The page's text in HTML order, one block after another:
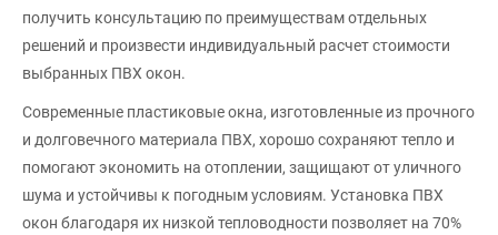
получить консультацию по преимуществам отдельных
решений и произвести индивидуальный расчет стоимости
выбранных ПВХ окон.
Современные пластиковые окна, изготовленные из прочного
и долговечного материала ПВХ, хорошо сохраняют тепло и
помогают экономить на отоплении, защищают от уличного
шума и устойчивы к погодным условиям. Установка ПВХ
окон благодаря их низкой тепловодности позволяет на 70%